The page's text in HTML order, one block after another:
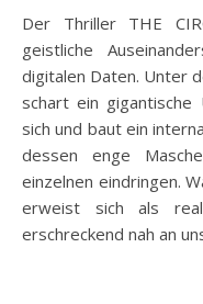
Der Thriller THE CIRCLE ist eine bedrückende, zeit-
geistliche
digitalen Daten. Unter
schart ein gigantische
sich und baut ein
dessen enge
einzelnen eindringen.
erweist sich als
erschreckend nah an